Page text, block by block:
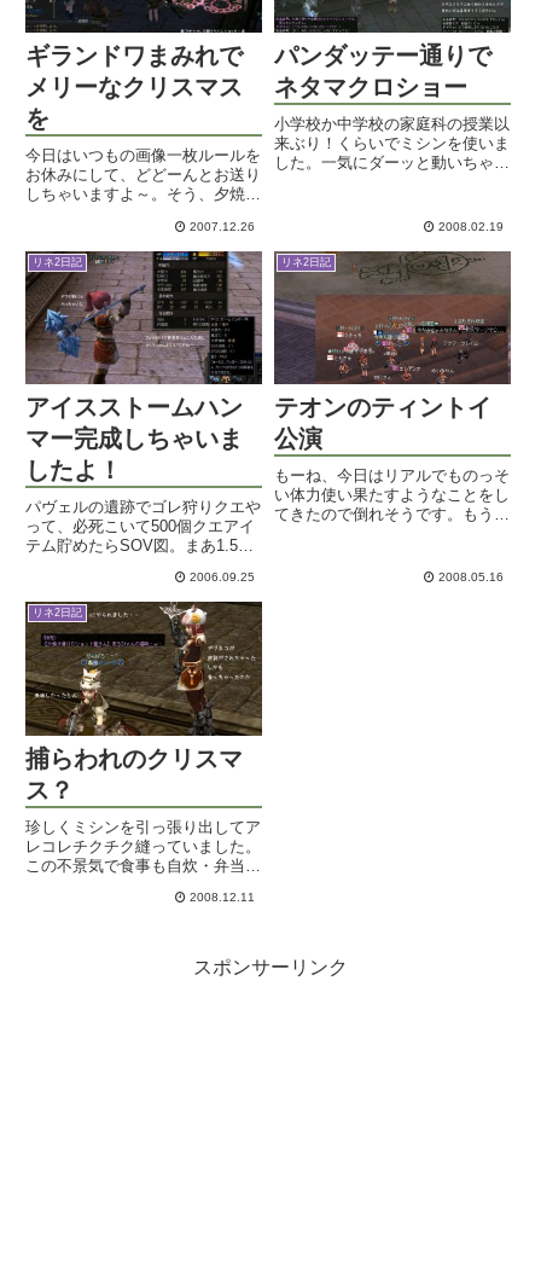
ギランドワまみれで
メリーなクリスマス
を
今日はいつもの画像一枚ルールを
お休みにして、どどーんとお送り
しちゃいますよ～。そう、夕焼け
まみれ」でした！べりさんからの
寄付のツリーも握り締めて準備万
端の夕方。リアルでいろいろ片付
けつつ、ついつい寝てしまった
の...
2007.12.26
パンダッテー通りで
ネタマクロショー
小学校か中学校の家庭科の授業以
来ぶり！くらいでミシンを使いま
した。一気にダーッと動いちゃう
が、さすがに時代は20年近く動
結構改良されておりました。ボビ
2008.02.19
リネ2日記
アイスストームハン
マー完成しちゃいま
したよ！
パヴェルの遺跡でゴレ狩りクエや
って、必死こいて500個クエアイ
テム貯めたらSOV図。まあ1.5M
アイスストームハンマーの図とコ
ア探しを始めて。そしたらこれが
また大変で。図もなかなか売りが
なかったのですが、ようや...
2006.09.25
リネ2日記
テオンのティントイ
公演
もーね、今日はリアルでものっそ
い体力使い果たすようなことをし
てきたので倒れそうです。もうそ
いのでだらだらと。昨夜はテオン
2008.05.16
リネ2日記
捕らわれのクリスマ
ス？
珍しくミシンを引っ張り出してア
レコレチクチク縫っていました。
この不景気で食事も自炊・弁当持
芸関連のお店も大盛況です。布買
っとした小物なんかはIKEAと...
2008.12.11
スポンサーリンク